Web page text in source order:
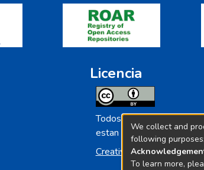
Licencia
Todos los contenidos de
estan licenciados bajo
Creative Commoms
We collect and
following purposes:
To learn more,